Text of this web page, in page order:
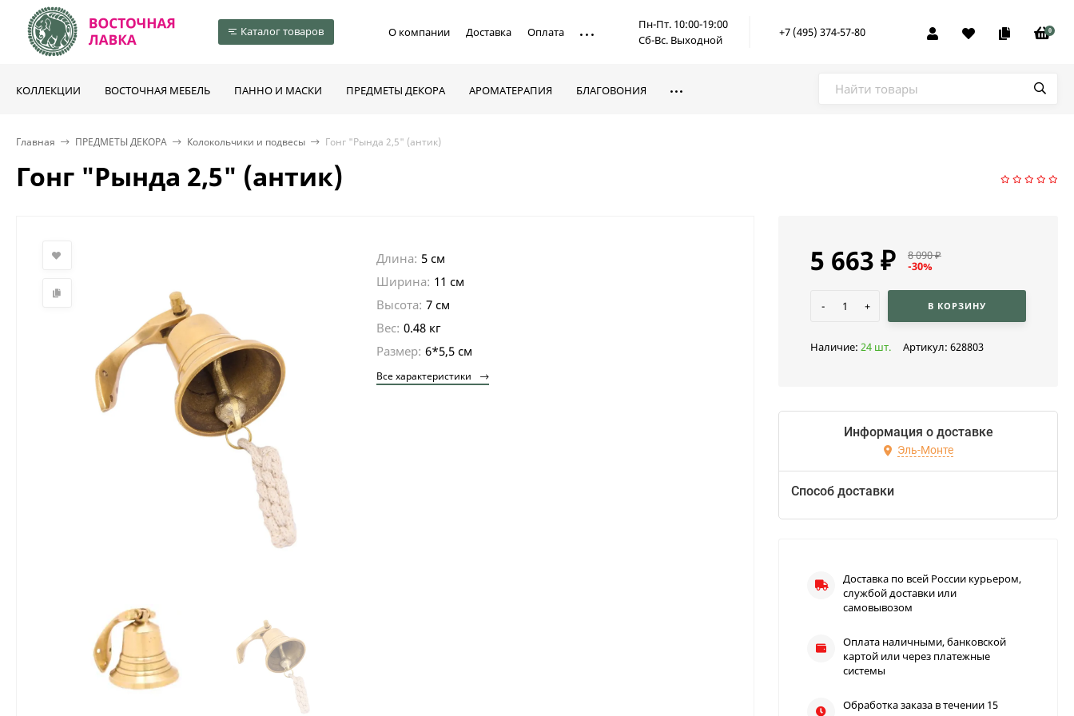
Каталог товаров О компании Доставка Оплата
Пн-Пт. 10:00-19:00
Сб-Вс. Выходной
+7 (495) 374-57-80 0
КОЛЛЕКЦИИ ВОСТОЧНАЯ МЕБЕЛЬ ПАННО И МАСКИ ПРЕДМЕТЫ ДЕКОРА АРОМАТЕРАПИЯ БЛАГОВОНИЯ
Главная ПРЕДМЕТЫ ДЕКОРА Колокольчики и подвесы Гонг "Рында 2,5" (антик)
Гонг "Рында 2,5" (антик)
Длина: 5 см
Ширина: 11 см
Высота: 7 см
Вес: 0.48 кг
Размер: 6*5,5 см
Все характеристики
5 663 ₽ 8 090₽
-30%
- + В КОРЗИНУ
Наличие: 24 шт. Артикул: 628803
Информация о доставке
Эль-Монте
Способ доставки
Доставка по всей России курьером,
службой доставки или
самовывозом
Оплата наличными, банковской
картой или через платежные
системы
Обработка заказа в течении 15